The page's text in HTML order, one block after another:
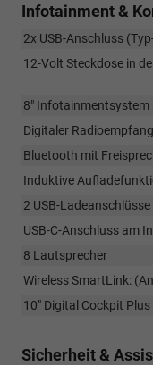
Infotainment &
2x USB-Anschluss
12-Volt Steckdose in
8"
Digitaler
Bluetooth mit
Induktive
2 USB-
USB-C-Anschluss am
8 Lautsprecher
Wireless SmartLink:
10" Digital Cockpit Plus
Sicherheit &